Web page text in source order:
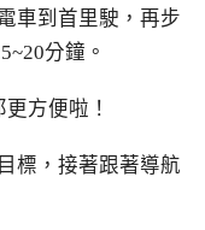
車到首里駛，再步
分鐘。
方便啦！
標，接著跟著導航